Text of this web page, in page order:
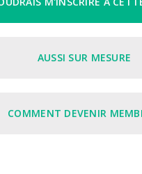
AUSSI SUR MESURE
COMMENT DEVENIR